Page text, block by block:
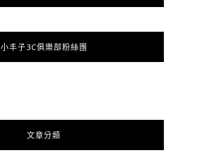
小丰子3C俱樂部粉絲團
文章分類